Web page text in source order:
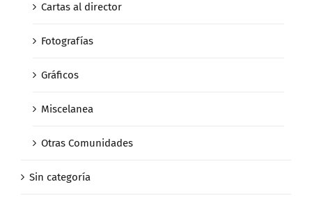
Cartas al director
Fotografías
Gráficos
Miscelanea
Otras Comunidades
Sin categoría